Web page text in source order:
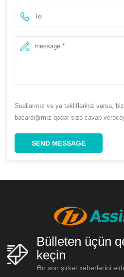
Suallarınız və ya təklifləriniz varsa,
bacardığımız qədər sizə cavab
SEND MESSAGE
Bülleten üçün
keçin
Ən son şirkət xəbərlərini